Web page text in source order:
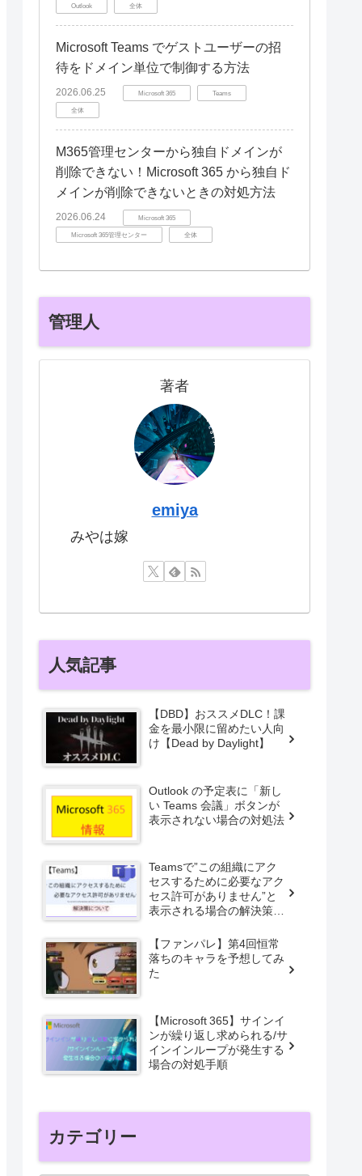
Outlook 全体
Microsoft Teams でゲストユーザーの招
待をドメイン単位で制御する方法
2026.06.25 Microsoft 365 Teams
全体
M365管理センターから独自ドメインが
削除できない！Microsoft 365 から独自ド
メインが削除できないときの対処方法
2026.06.24 Microsoft 365
Microsoft 365管理センター 全体
管理人
著者
emiya
みやは嫁
人気記事
【DBD】おススメDLC！課
金を最小限に留めたい人向
け【Dead by Daylight】
Outlook の予定表に「新し
い Teams 会議」ボタンが
表示されない場合の対処法
Teamsで”この組織にアク
セスするために必要なアク
セス許可がありません”と
表示される場合の解決策
【ファンパレ】第4回恒常
落ちのキャラを予想してみ
た
【Microsoft 365】サインイ
ンが繰り返し求められる/サ
インインループが発生する
場合の対処手順
カテゴリー